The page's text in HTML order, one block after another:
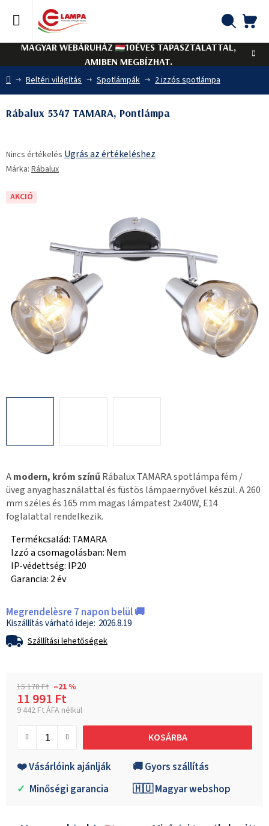
tartalomhoz
MAGYAR WEBÁRUHÁZ
10ÉVES TAPASZTALATTAL,
AMIBEN MEGBÍZHAT.
Kezdőlap
Beltéri világítás Spotlámpák 2 izzós spotlámpa
Amodern, króm színű Rábalux TAMARA spotlámpa fém /
üveg anyaghasználattal és füstös lámpaernyővel készül. A 260
mm széles és 165 mm magas lámpatest 2x40W, E14
foglalattal rendelkezik.
Termékcsalád: TAMARA
Izzó a csomagolásban: Nem
IP-védettség: IP20
Garancia: 2 év
Megrendelèsre 7 napon belül 🚚
2026.8.19
Szállítási lehetőségek
15 178 Ft –21 %
11 991 Ft
9 442 Ft ÁFA nélkül
KOSÁRBA
❤️ Vásárlóink ajánlják
🚚 Gyors szállítás
✓ Minőségi garancia 🇭🇺 Magyar webshop
Rábalux 5347 TAMARA, Pontlámpa
termék
átlagos
5-
Nincs értékelés Ugrás az értékeléshez
Márka: Rábalux
AKCIÓ